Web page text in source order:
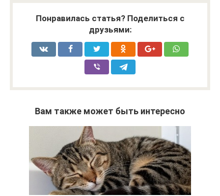
Понравилась статья? Поделиться с
друзьями:
Вам также может быть интересно